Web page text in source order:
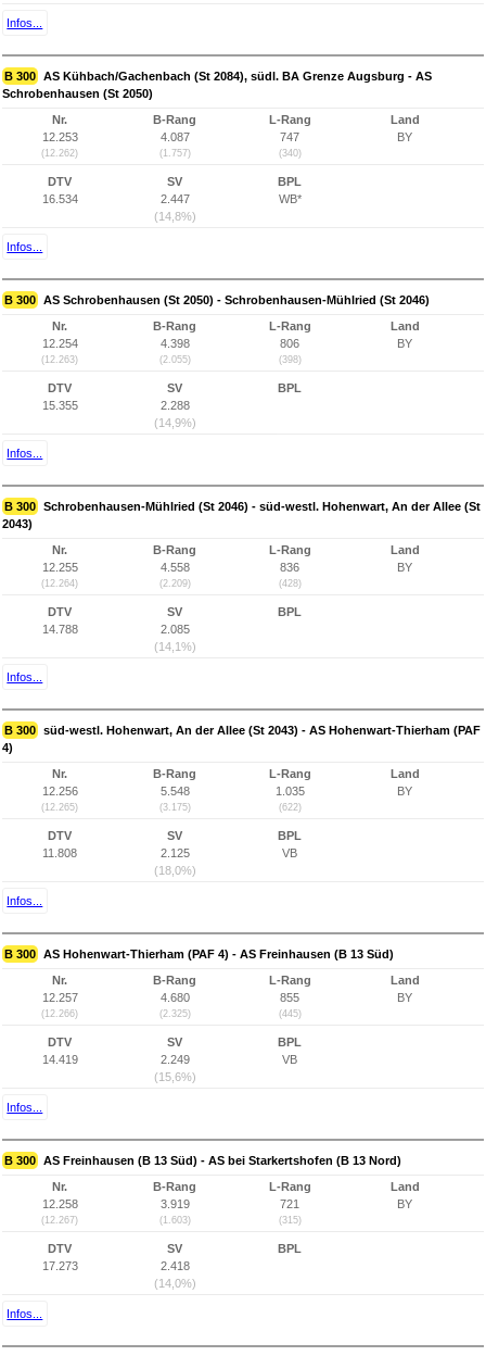
Infos...
B 300 AS Kühbach/Gachenbach (St 2084), südl. BA Grenze Augsburg - AS
Schrobenhausen (St 2050)
Nr.
12.253
(12.262)
B-Rang
4.087
(1.757)
L-Rang
747
(340)
Land
BY
DTV
16.534
SV
2.447
(14,8%)
BPL
WB*
Infos...
B 300 AS Schrobenhausen (St 2050) - Schrobenhausen-Mühlried (St 2046)
Nr.
12.254
(12.263)
B-Rang
4.398
(2.055)
L-Rang
806
(398)
Land
BY
DTV
15.355
SV
2.288
(14,9%)
BPL
Infos...
B 300 Schrobenhausen-Mühlried (St 2046) - süd-westl. Hohenwart, An der Allee (St
2043)
Nr.
12.255
(12.264)
B-Rang
4.558
(2.209)
L-Rang
836
(428)
Land
BY
DTV
14.788
SV
2.085
(14,1%)
BPL
Infos...
B 300 süd-westl. Hohenwart, An der Allee (St 2043) - AS Hohenwart-Thierham (PAF
4)
Nr.
12.256
(12.265)
B-Rang
5.548
(3.175)
L-Rang
1.035
(622)
Land
BY
DTV
11.808
SV
2.125
(18,0%)
BPL
VB
Infos...
B 300 AS Hohenwart-Thierham (PAF 4) - AS Freinhausen (B 13 Süd)
Nr.
12.257
(12.266)
B-Rang
4.680
(2.325)
L-Rang
855
(445)
Land
BY
DTV
14.419
SV
2.249
(15,6%)
BPL
VB
Infos...
B 300 AS Freinhausen (B 13 Süd) - AS bei Starkertshofen (B 13 Nord)
Nr.
12.258
(12.267)
B-Rang
3.919
(1.603)
L-Rang
721
(315)
Land
BY
DTV
17.273
SV
2.418
(14,0%)
BPL
Infos...